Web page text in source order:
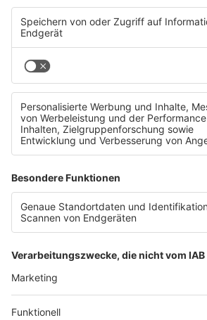
Matcha im Test: Bio-Produkte